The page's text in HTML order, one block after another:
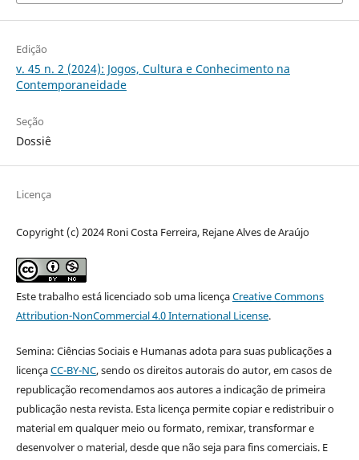
Edição
v. 45 n. 2 (2024): Jogos, Cultura e Conhecimento na
Contemporaneidade
Seção
Dossiê
Licença
Copyright (c) 2024 Roni Costa Ferreira, Rejane Alves de Araújo
Este trabalho está licenciado sob uma licençaCreative Commons
Attribution-NonCommercial 4.0 International License.
Semina: Ciências Sociais e Humanas adota para suas publicações a
licençaCC-BY-NC, sendo os direitos autorais do autor, em casos de
republicação recomendamos aos autores a indicação de primeira
publicação nesta revista. Esta licença permite copiar e redistribuir o
material em qualquer meio ou formato, remixar, transformar e
desenvolver o material, desde que não seja para fins comerciais. E